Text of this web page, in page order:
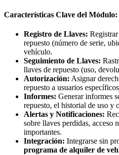
Características Clave del Módulo:
Registro de Llaves:
repuesto (número de serie,
vehículo.
Seguimiento de Llaves:
llaves de repuesto (uso,
Autorización: Asignar
repuesto a usuarios
Informes: Generar informes
repuesto, el historial de uso y
Alertas y Notificaciones:
sobre llaves perdidas, acceso
importantes.
Integración: Integrarse sin
programa de alquiler de